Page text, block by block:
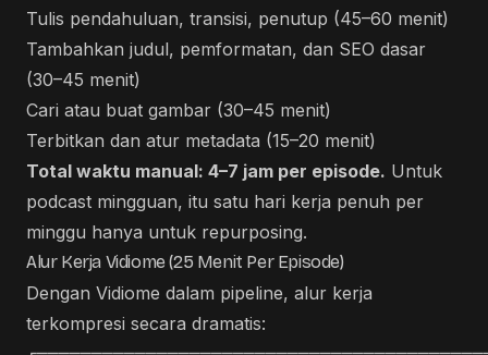
Tulis pendahuluan, transisi, penutup (45–60 menit)
Tambahkan judul, pemformatan, dan SEO dasar
(30–45 menit)
Cari atau buat gambar (30–45 menit)
Terbitkan dan atur metadata (15–20 menit)
Total waktu manual: 4–7 jam per episode. Untuk
podcast mingguan, itu satu hari kerja penuh per
minggu hanya untuk repurposing.
Alur Kerja Vidiome (25 Menit Per Episode)
Dengan Vidiome dalam pipeline, alur kerja
terkompresi secara dramatis: